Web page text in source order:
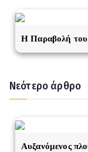
Η Παραβολή
Νεότερο άρθρο
Αυξανόμενος